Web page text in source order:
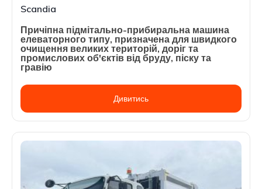
Scandia
Причіпна підмітально-прибиральна машина
елеваторного типу, призначена для швидкого
очищення великих територій, доріг та
промислових об'єктів від бруду, піску та
гравію
Дивитись